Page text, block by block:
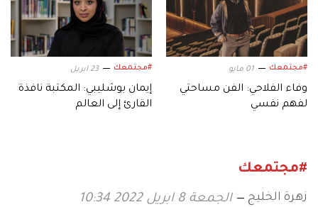
#مجتمعك 01 مايو
وفاء الفلاحي: الفن مساحتي
لفهم نفسي
#مجتمعك 23 ابريل
إيمان بوشليبي: المكتبة نافذة
القارئ إلى العالم
#مجتمعك
زهرة الخليج الجمعة 8 ابريل 2022 10:34